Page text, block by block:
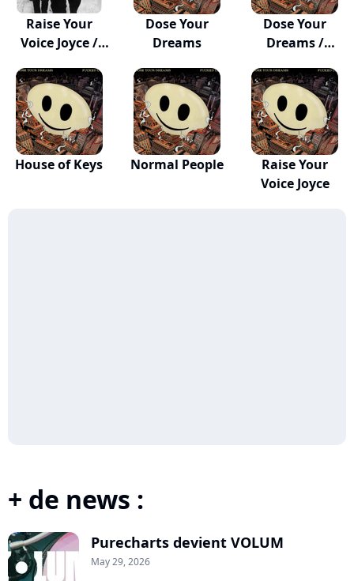
Raise Your
Voice Joyce /
Dose Your
Dreams
Dose Your
Dreams /
House of Keys Normal People
Raise Your
Voice Joyce
+ de news :
Purecharts devient VOLUM
May 29, 2026